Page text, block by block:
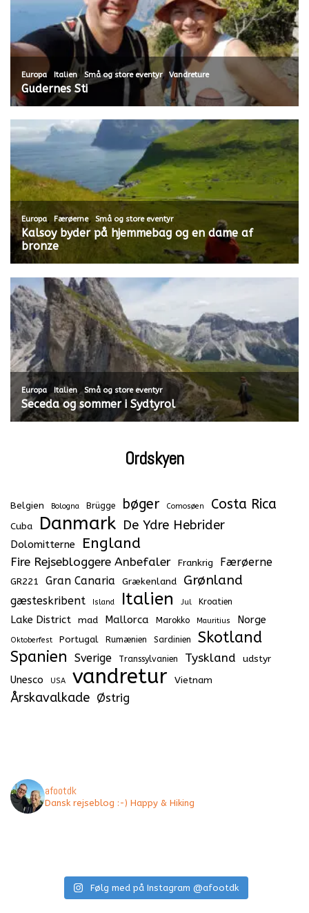
Europa, Italien,Små og store eventyr, Vandreture
Gudernes Sti
Europa, Færøerne, Små og store eventyr
Kalsoy byder på hjemmebag og en dame af
bronze
Europa Italien, Små og store eventyr
Seceda og sommer i Sydtyrol
Ordskyen
Belgien Bologna Brügge bøger Comosøen Costa Rica
Cuba Danmark De Ydre Hebrider
Dolomitterne England
Fire Rejsebloggere Anbefaler Frankrig Færøerne
GR221 Gran Canaria Grækenland Grønland
gæsteskribent Island Italien Jul Kroatien
Lake District mad Mallorca Marokko Mauritius Norge
Oktoberfest Portugal Rumænien Sardinien
Skotland
Spanien
Sverige Transsylvanien Tyskland udstyr
Unesco USA vandretur Vietnam
Årskavalkade Østrig
afootdk
Dansk rejseblog :-) Happy & Hiking
Følg med på Instagram @afootdk